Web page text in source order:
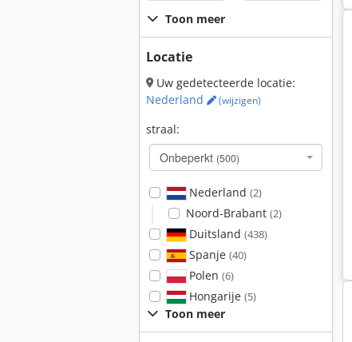
Toon meer
Locatie
Uw gedetecteerde locatie:
Nederland
(wijzigen)
straal:
Onbeperkt (500)
Nederland (2)
Noord-Brabant (2)
Duitsland (438)
Spanje (40)
Polen (6)
Hongarije (5)
Toon meer
Pullmax Ab Graule Graule Agl